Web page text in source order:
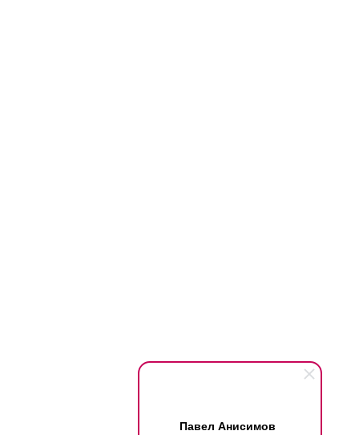
Павел Анисимов